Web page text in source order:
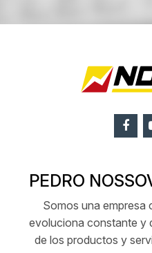
PEDRO
Somos una empresa
evoluciona constante y
de los productos y